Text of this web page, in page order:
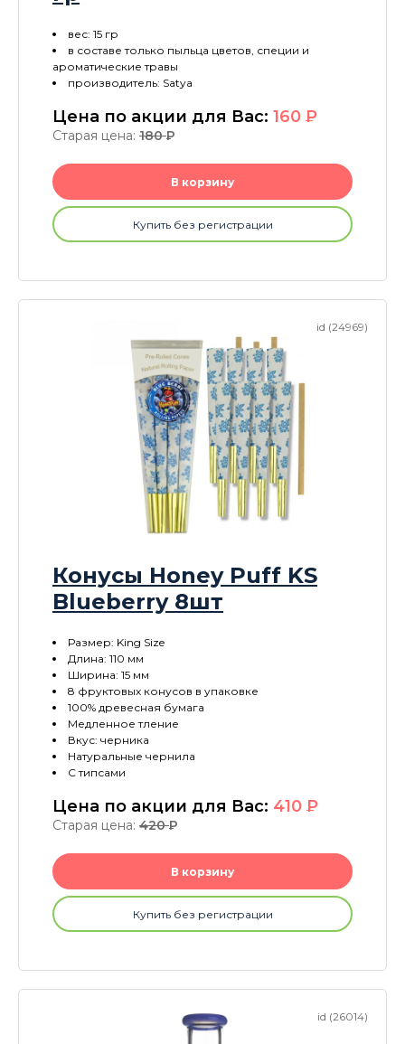
вес: 15 гр
в составе только пыльца цветов, специи и
ароматические травы
производитель: Satya
Цена по акции для Вас: 160 P
Старая цена: 180P
В корзину
Купить без регистрации
id (24969)
Конусы Honey Puff KS
Blueberry 8шт
Размер: King Size
Длина: 110 мм
Ширина: 15 мм
8 фруктовых конусов в упаковке
100% древесная бумага
Медленное тление
Вкус: черника
Натуральные чернила
С типсами
Цена по акции для Вас: 410 P
Старая цена: 420P
В корзину
Купить без регистрации
id (26014)